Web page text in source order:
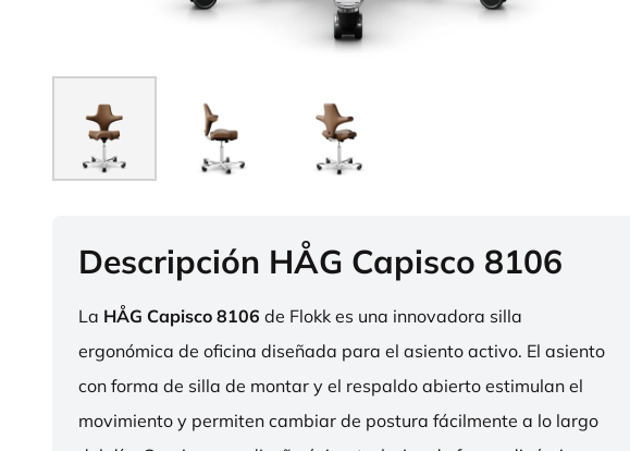
Descripción HÅG Capisco 8106
La HÅG Capisco 8106 de Flokk es una innovadora silla
ergonómica de oficina diseñada para el asiento activo. El asiento
con forma de silla de montar y el respaldo abierto estimulan el
movimiento y permiten cambiar de postura fácilmente a lo largo